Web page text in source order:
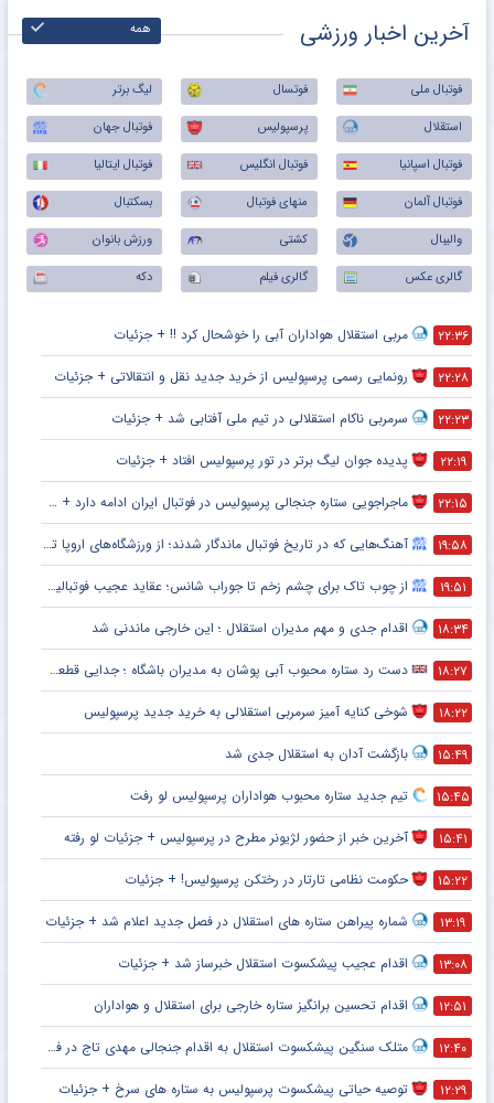
آخرین اخبار ورزشی همه
فوتبال ملی فوتسال
لیگ برتر
استقلال
پرسپولیس
فوتبال جهان
فوتبال اسپانیا
فوتبال انگلیس
فوتبال ایتالیا
فوتبال آلمان
منهای فوتبال
بسکتبال
والیبال
کشتی
ورزش بانوان
گالری عکس
گالری فیلم دکه
۲۲:۳۶ مربی استقلال هواداران آبی را خوشحال کرد !! + جزئیات
۲۲:۲۸ رونمایی رسمی پرسپولیس از خرید جدید نقل و انتقالاتی + جزئیات
۲۲:۲۳ سرمربی ناکام استقلالی در تیم ملی آفتابی شد + جزئیات
۲۲:۱۹ پدیده جوان لیگ برتر در تور پرسپولیس افتاد + جزئیات
۲۲:۱۵ ماجراجویی ستاره جنجالی پرسپولیس در فوتبال ایران ادامه دارد + جزئیات
۱۹:۵۸ آهنگ‌هایی که در تاریخ فوتبال ماندگار شدند؛ از ورزشگاه‌های اروپا تا جام جهانی
۱۹:۵۱ از چوب تاک برای چشم زخم تا جوراب شانس؛ عقاید عجیب فوتبالیست‌ها!
۱۸:۳۴ اقدام جدی و مهم مدیران استقلال ؛ این خارجی ماندنی شد
۱۸:۲۷ دست رد ستاره محبوب آبی پوشان به مدیران باشگاه ؛ جدایی قطعی است !
۱۸:۲۲ شوخی کنایه آمیز سرمربی استقلالی به خرید جدید پرسپولیس
۱۵:۴۹ بازگشت آدان به استقلال جدی شد
۱۵:۴۵ تیم جدید ستاره محبوب هواداران پرسپولیس لو رفت
۱۵:۴۱ آخرین خبر از حضور لژیونر مطرح در پرسپولیس + جزئیات لو رفته
۱۵:۲۲ حکومت نظامی تارتار در رختکن پرسپولیس! + جزئیات
۱۳:۱۹ شماره پیراهن ستاره های استقلال در فصل جدید اعلام شد + جزئیات
۱۳:۰۸ اقدام عجیب پیشکسوت استقلال خبرساز شد + جزئیات
۱۲:۵۱ اقدام تحسین برانگیز ستاره خارجی برای استقلال و هواداران
۱۲:۴۰ متلک سنگین پیشکسوت استقلال به اقدام جنجالی مهدی تاج در فدراسیون فوتبال
۱۲:۲۹ توصیه حیاتی پیشکسوت پرسپولیس به ستاره های سرخ + جزئیات